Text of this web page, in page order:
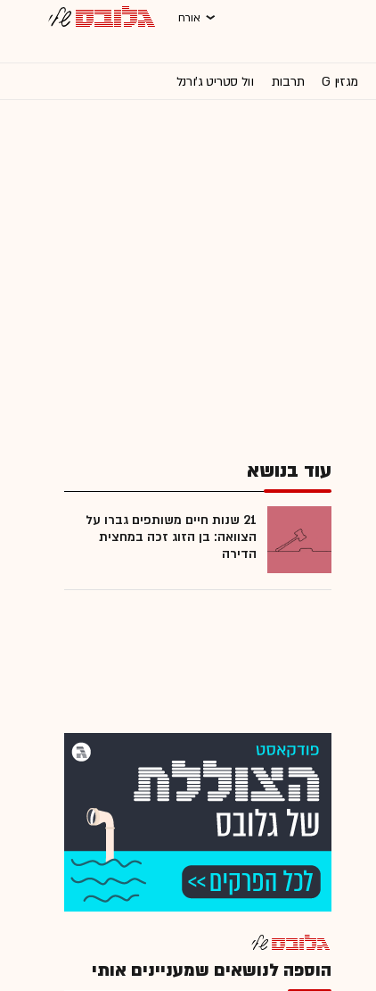
אורח
מגזין G תרבות וול סטריט ג'ורנל
עוד בנושא
21 שנות חיים משותפים גברו על
הצוואה: בן הזוג זכה במחצית
הדירה
הוספה לנושאים שמעניינים אותי